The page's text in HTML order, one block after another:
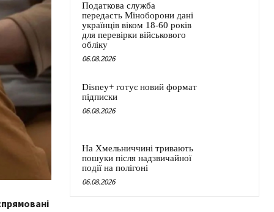
Податкова служба
передасть Міноборони дані
українців віком 18-60 років
для перевірки військового
обліку
06.08.2026
Disney+ готує новий формат
підписки
06.08.2026
На Хмельниччині тривають
пошуки після надзвичайної
події на полігоні
06.08.2026